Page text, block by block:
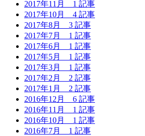
2017年11月 1 記事
2017年10月 4 記事
2017年8月 3 記事
2017年7月 1 記事
2017年6月 1 記事
2017年5月 1 記事
2017年3月 1 記事
2017年2月 2 記事
2017年1月 2 記事
2016年12月 6 記事
2016年11月 1 記事
2016年10月 1 記事
2016年7月 1 記事